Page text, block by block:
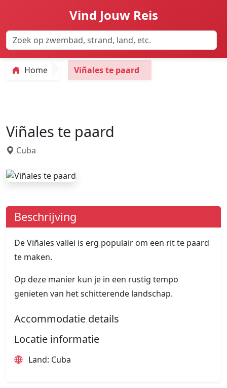
Vind Jouw Reis
Home Viñales te paard
Viñales te paard
Cuba
Beschrijving
De Viñales vallei is erg populair om een rit te paard
te maken.
Op deze manier kun je in een rustig tempo
genieten van het schitterende landschap.
Accommodatie details
Locatie informatie
Land: Cuba